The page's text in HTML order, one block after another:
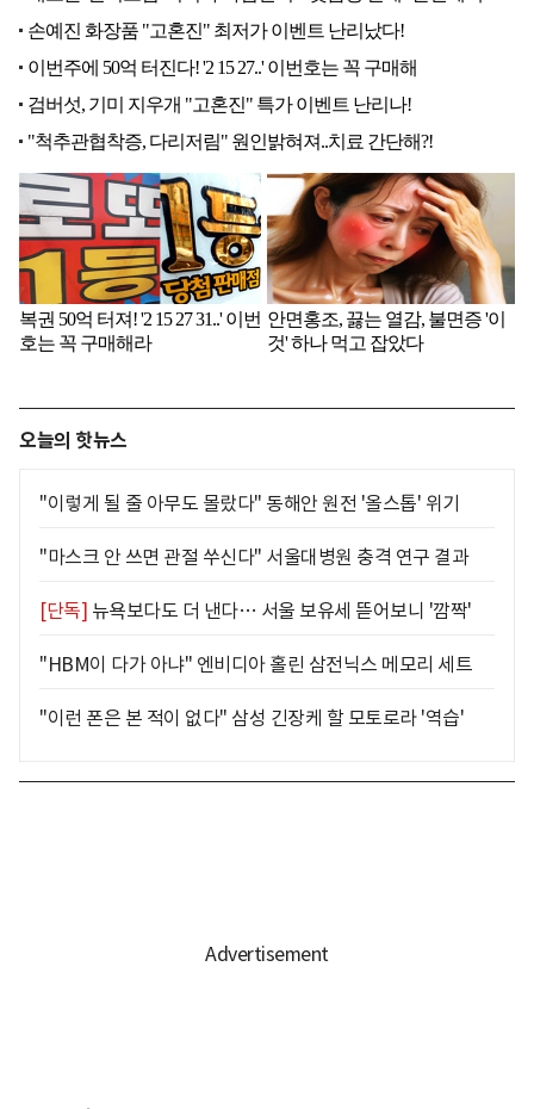
오늘의 핫뉴스
"이렇게 될 줄 아무도 몰랐다" 동해안 원전 '올스톱' 위기
"마스크 안 쓰면 관절 쑤신다" 서울대병원 충격 연구 결과
[단독] 뉴욕보다도 더 낸다… 서울 보유세 뜯어보니 '깜짝'
"HBM이 다가 아냐" 엔비디아 홀린 삼전닉스 메모리 세트
"이런 폰은 본 적이 없다" 삼성 긴장케 할 모토로라 '역습'